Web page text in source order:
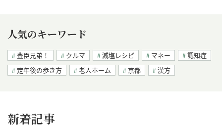
人気のキーワード
豊臣兄弟！ クルマ 減塩レシピ マネー
認知症
定年後の歩き方
老人ホーム 京都 漢方
新着記事